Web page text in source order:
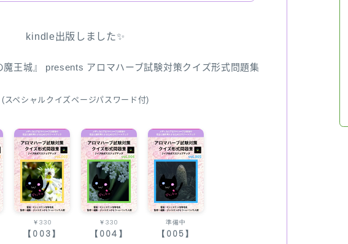
kindle出版しました✨
魔王城』 presents アロマハーブ試験対策クイズ形式問題集
(スペシャルクイズページパスワード付)
￥330
【003】
￥330
【004】
準備中
【005】